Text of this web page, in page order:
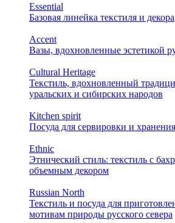
Essential
Базовая линейка текстиля и декора
Accent
Вазы, вдохновленные эстетикой
Cultural Heritage
Текстиль, вдохновленный
уральских и сибирских народов
Kitchen spirit
Посуда для сервировки и
Ethnic
Этнический стиль: текстиль с
объемным декором
Russian North
Текстиль и посуда для
мотивам природы русского севера